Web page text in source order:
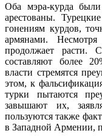
Оба мэра-курда
арестованы.
гонениям курдов,
армянами.
продолжает расти.
составляют более
власти стремятся
этом, к
турки пытаются
завышают их,
пользуются также
в Западной Армении,